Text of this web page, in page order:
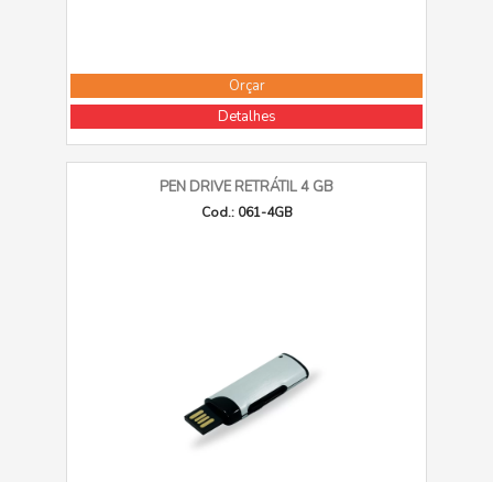
Orçar
Detalhes
PEN DRIVE RETRÁTIL 4 GB
Cod.: 061-4GB